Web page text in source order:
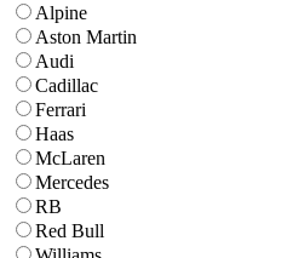
Alpine
Aston Martin
Audi
Cadillac
Ferrari
Haas
McLaren
Mercedes
RB
Red Bull